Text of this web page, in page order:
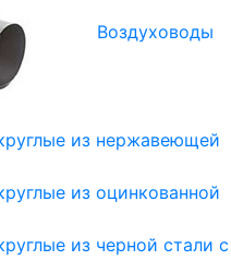
Воздуховоды
из нержавеющей
из оцинкованной
из черной стали с